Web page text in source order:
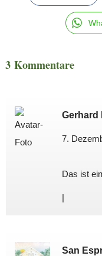
3 Kommentare
Gerhard
7.
Das ist
|
San